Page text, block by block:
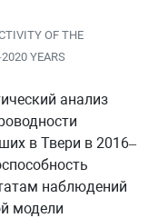
OF THE
YEARS
анализ
в Твери в 2016–
наблюдений
модели